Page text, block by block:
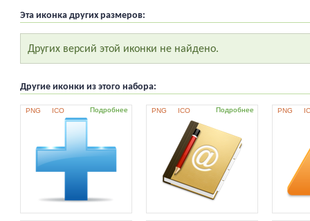
Эта иконка других размеров:
Других версий этой иконки не найдено.
Другие иконки из этого набора:
PNG ICO Подробнее PNG ICO Подробнее PNG